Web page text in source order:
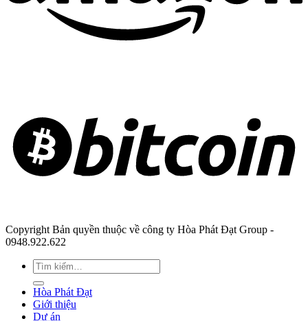
Copyright Bản quyền thuộc về công ty Hòa Phát Đạt Group -
0948.922.622
Hòa Phát Đạt
Giới thiệu
Dự án